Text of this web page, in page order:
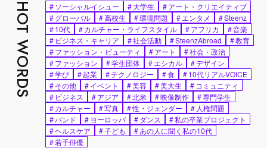
HOT WORDS #ソーシャルイシュー #大学生 #アート・クリエイティブ
#グローバル #高校生 #環境問題 #エンタメ #Steenz
#10代 #カルチャー・ライフスタイル #アフリカ #音楽
# ビジネス・キャリア #社会活動 #SteenzAbroad #教育
#ファッション・ビューティ #アート #社会・政治
#ファッション #学生団体 #エシカル #デザイン
#学び #起業 #テクノロジー #食 #10代リアルVOICE
#その他 #イベント #美容 #美大生 # コミュニティ
# ビジネス #アジア #北米 #映像制作 #専門学生
#カルチャー #写真 #性・ジェンダー # 人権問題
#バンド #ヨーロッパ #ダンス #私の卒業プロジェクト
#ヘルスケア #子ども #あの人に聞く私の10代
#若手俳優